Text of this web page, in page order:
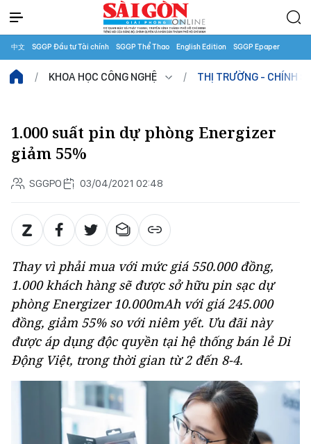
中文 SGGP Đầu tư Tài chính SGGP Thể Thao English Edition SGGP Epaper
KHOA HỌC CÔNG NGHỆ THỊ TRƯỜNG - CHÍNH
1.000 suất pin dự phòng Energizer
giảm 55% ​
SGGPO 03/04/2021 02:48
Thay vì phải mua với mức giá 550.000 đồng,
1.000 khách hàng sẽ được sở hữu pin sạc dự
phòng Energizer 10.000mAh với giá 245.000
đồng, giảm 55% so với niêm yết. Ưu đãi này
được áp dụng độc quyền tại hệ thống bán lẻ Di
Động Việt, trong thời gian từ 2 đến 8-4.